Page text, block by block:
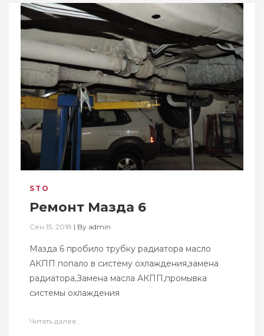
STO
Ремонт Мазда 6
Сен 15, 2018 | By admin
Мазда 6 пробило трубку радиатора масло
АКПП попало в систему охлаждения,замена
радиатора,Замена масла АКПП,промывка
системы охлаждения
Читать далее...